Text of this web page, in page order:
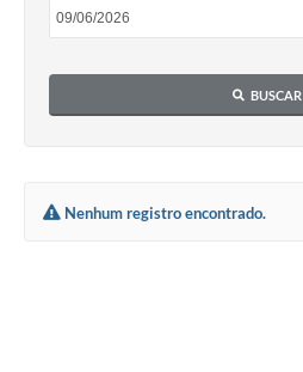
BUSCAR
Nenhum registro encontrado.